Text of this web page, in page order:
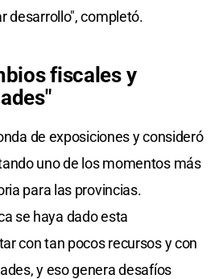
desarrollo", completó.
fiscales y
de exposiciones y consideró
uno de los momentos más
para las provincias.
se haya dado esta
con tan pocos recursos y con
y eso genera desafíos